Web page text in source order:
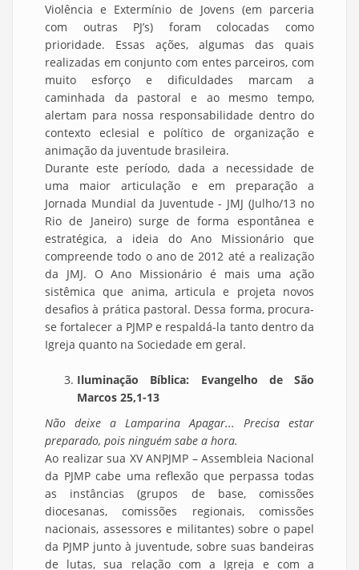
Violência e Extermínio de Jovens (em parceria
com outras PJ’s) foram colocadas como
prioridade. Essas ações, algumas das quais
realizadas em conjunto com entes parceiros, com
muito esforço e dificuldades marcam a
caminhada da pastoral e ao mesmo tempo,
alertam para nossa responsabilidade dentro do
contexto eclesial e político de organização e
animação da juventude brasileira.
Durante este período, dada a necessidade de
uma maior articulação e em preparação a
Jornada Mundial da Juventude - JMJ (Julho/13 no
Rio de Janeiro) surge de forma espontânea e
estratégica, a ideia do Ano Missionário que
compreende todo o ano de 2012 até a realização
da JMJ. O Ano Missionário é mais uma ação
sistêmica que anima, articula e projeta novos
desafios à prática pastoral. Dessa forma, procura-
se fortalecer a PJMP e respaldá-la tanto dentro da
Igreja quanto na Sociedade em geral.
Iluminação Bíblica: Evangelho de São
Marcos 25,1-13
Não deixe a Lamparina Apagar... Precisa estar
preparado, pois ninguém sabe a hora.
Ao realizar sua XV ANPJMP – Assembleia Nacional
da PJMP cabe uma reflexão que perpassa todas
as instâncias (grupos de base, comissões
diocesanas, comissões regionais, comissões
nacionais, assessores e militantes) sobre o papel
da PJMP junto à juventude, sobre suas bandeiras
de lutas, sua relação com a Igreja e com a